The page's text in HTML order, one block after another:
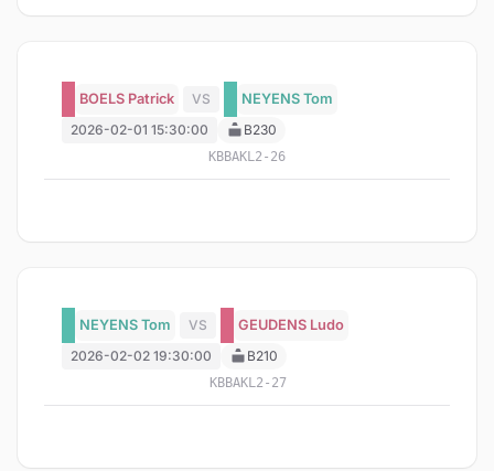
BOELS Patrick VS
NEYENS Tom
2026-02-01 15:30:00
B230
KBBAKL2-26
NEYENS Tom VS
GEUDENS Ludo
2026-02-02 19:30:00
B210
KBBAKL2-27